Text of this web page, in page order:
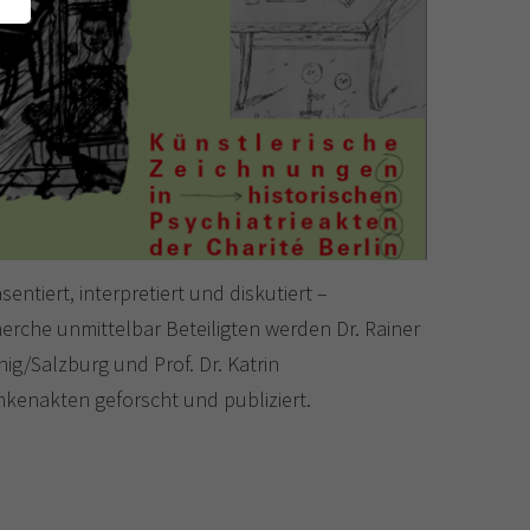
interpretiert und diskutiert –
unmittelbar Beteiligten werden Dr. Rainer
Salzburg und Prof. Dr. Katrin
geforscht und publiziert.